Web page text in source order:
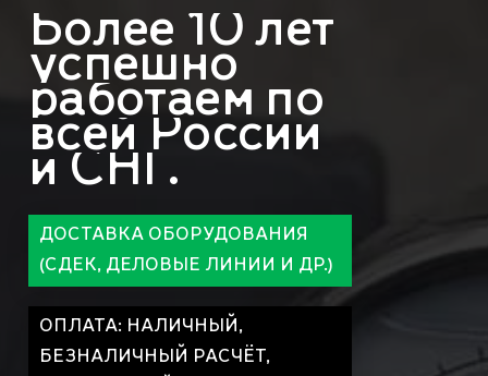
Более 10 лет
успешно
работаем по
всей России
и СНГ.
ДОСТАВКА ОБОРУДОВАНИЯ
(СДЕК, ДЕЛОВЫЕ ЛИНИИ И ДР.)
ОПЛАТА: НАЛИЧНЫЙ,
БЕЗНАЛИЧНЫЙ РАСЧЁТ,